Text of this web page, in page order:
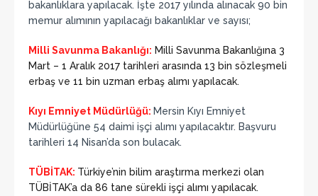
bakanlıklara yapılacak. İşte 2017 yılında alınacak 90 bin
memur alımının yapılacağı bakanlıklar ve sayısı;
Milli Savunma Bakanlığı: Milli Savunma Bakanlığına 3
Mart – 1 Aralık 2017 tarihleri arasında 13 bin sözleşmeli
erbaş ve 11 bin uzman erbaş alımı yapılacak.
Kıyı Emniyet Müdürlüğü: Mersin Kıyı Emniyet
Müdürlüğüne 54 daimi işçi alımı yapılacaktır. Başvuru
tarihleri 14 Nisan’da son bulacak.
TÜBİTAK: Türkiye’nin bilim araştırma merkezi olan
TÜBİTAK’a da 86 tane sürekli işçi alımı yapılacak.